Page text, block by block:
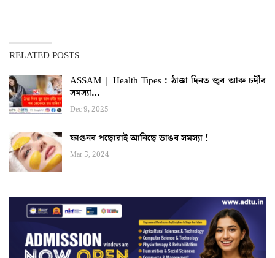
RELATED POSTS
ASSAM | Health Tipes : ঠাণ্ডা দিনত জ্বৰ আৰু চৰ্দীৰ
সমস্যা…
Dec 9, 2025
ফাগুনৰ পছোৱাই আনিছে ডাঙৰ সমস্যা !
Mar 5, 2024